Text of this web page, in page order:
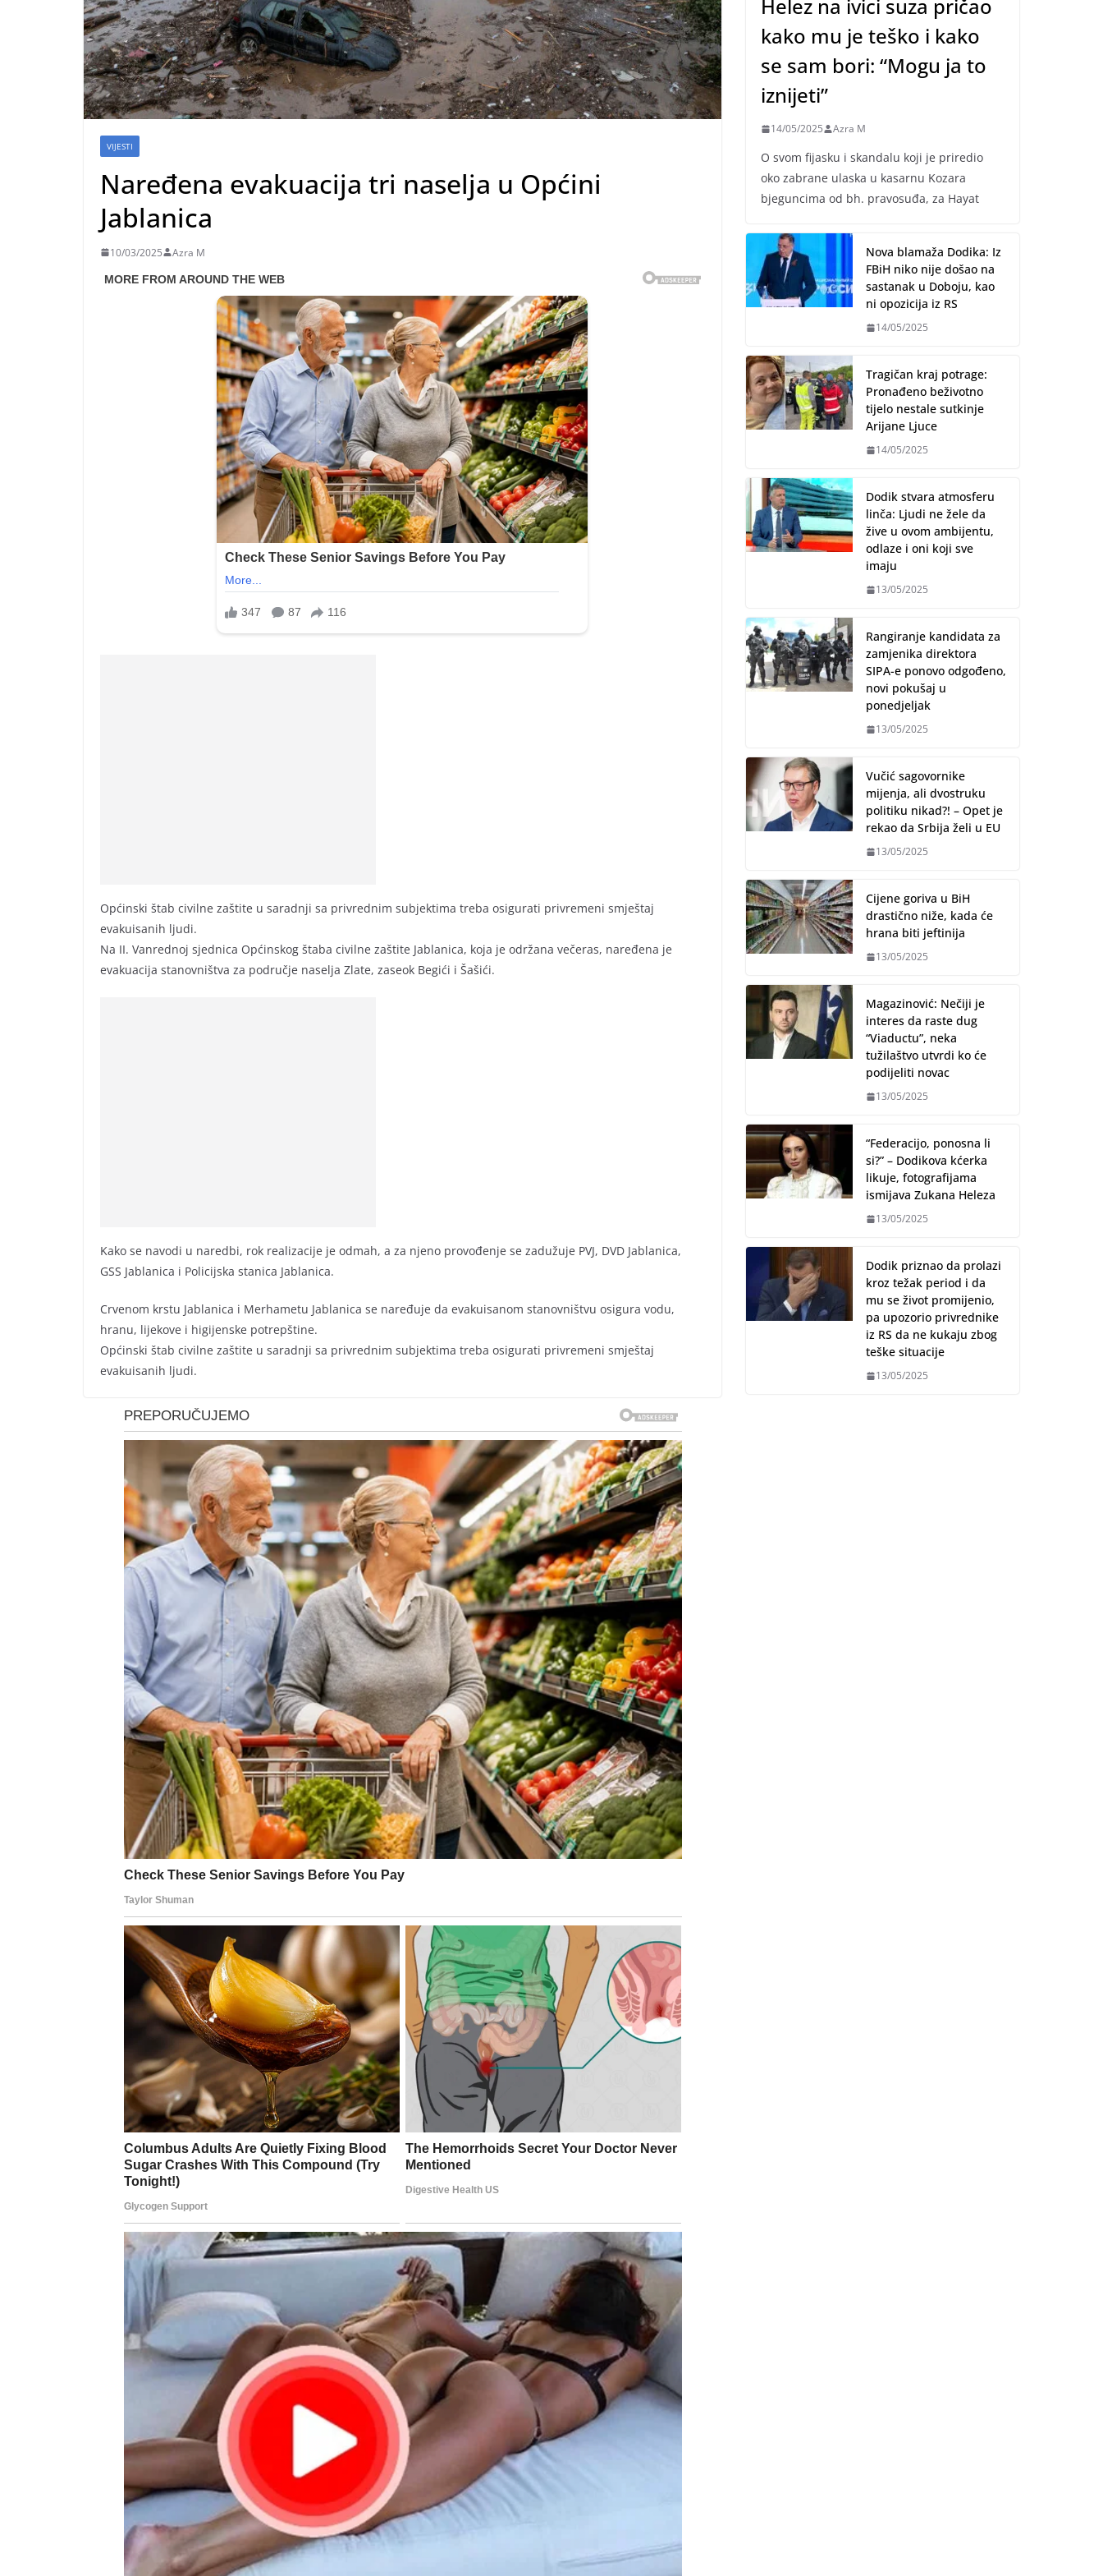
VIJESTI
Naređena evakuacija tri naselja u Općini
Jablanica
10/03/2025 Azra M
Općinski štab civilne zaštite u saradnji sa privrednim subjektima treba osigurati privremeni smještaj
evakuisanih ljudi.
Na II. Vanrednoj sjednica Općinskog štaba civilne zaštite Jablanica, koja je održana večeras, naređena je
evakuacija stanovništva za područje naselja Zlate, zaseok Begići i Šašići.
Kako se navodi u naredbi, rok realizacije je odmah, a za njeno provođenje se zadužuje PVJ, DVD Jablanica,
GSS Jablanica i Policijska stanica Jablanica.
Crvenom krstu Jablanica i Merhametu Jablanica se naređuje da evakuisanom stanovništvu osigura vodu,
hranu, lijekove i higijenske potrepštine.
Općinski štab civilne zaštite u saradnji sa privrednim subjektima treba osigurati privremeni smještaj
evakuisanih ljudi.
Helez na ivici suza pričao
kako mu je teško i kako
se sam bori: “Mogu ja to
iznijeti”
14/05/2025 Azra M
O svom fijasku i skandalu koji je priredio
oko zabrane ulaska u kasarnu Kozara
bjeguncima od bh. pravosuđa, za Hayat
Nova blamaža Dodika: Iz
FBiH niko nije došao na
sastanak u Doboju, kao
ni opozicija iz RS
14/05/2025
Tragičan kraj potrage:
Pronađeno beživotno
tijelo nestale sutkinje
Arijane Ljuce
14/05/2025
Dodik stvara atmosferu
linča: Ljudi ne žele da
žive u ovom ambijentu,
odlaze i oni koji sve
imaju
13/05/2025
Rangiranje kandidata za
zamjenika direktora
SIPA-e ponovo odgođeno,
novi pokušaj u
ponedjeljak
13/05/2025
Vučić sagovornike
mijenja, ali dvostruku
politiku nikad?! – Opet je
rekao da Srbija želi u EU
13/05/2025
Cijene goriva u BiH
drastično niže, kada će
hrana biti jeftinija
13/05/2025
Magazinović: Nečiji je
interes da raste dug
“Viaductu”, neka
tužilaštvo utvrdi ko će
podijeliti novac
13/05/2025
“Federacijo, ponosna li
si?” – Dodikova kćerka
likuje, fotografijama
ismijava Zukana Heleza
13/05/2025
Dodik priznao da prolazi
kroz težak period i da
mu se život promijenio,
pa upozorio privrednike
iz RS da ne kukaju zbog
teške situacije
13/05/2025